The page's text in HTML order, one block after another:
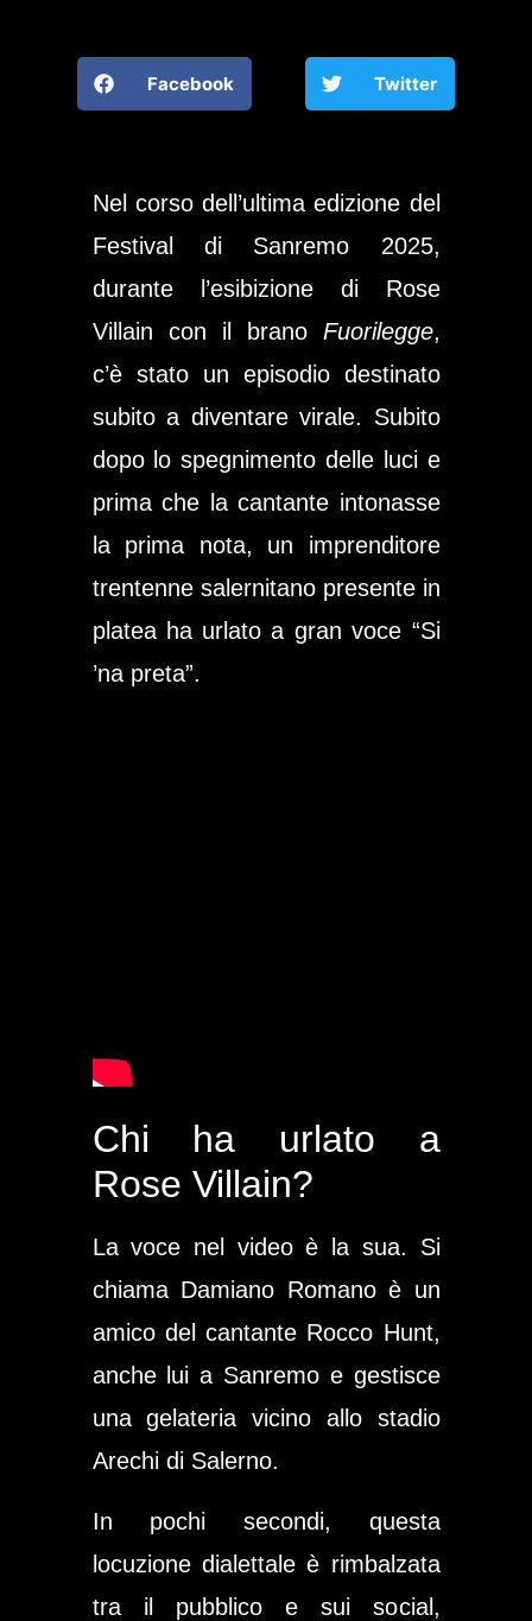
Facebook Twitter
Nel corso dell’ultima edizione del
Festival di Sanremo 2025,
durante l’esibizione di Rose
Villain con il brano Fuorilegge,
c’è stato un episodio destinato
subito a diventare virale. Subito
dopo lo spegnimento delle luci e
prima che la cantante intonasse
la prima nota, un imprenditore
trentenne salernitano presente in
platea ha urlato a gran voce “Si
’na preta”.
Chi ha urlato a
Rose Villain?
La voce nel video è la sua. Si
chiama Damiano Romano è un
amico del cantante Rocco Hunt,
anche lui a Sanremo e gestisce
una gelateria vicino allo stadio
Arechi di Salerno.
In pochi secondi, questa
locuzione dialettale è rimbalzata
tra il pubblico e sui social,